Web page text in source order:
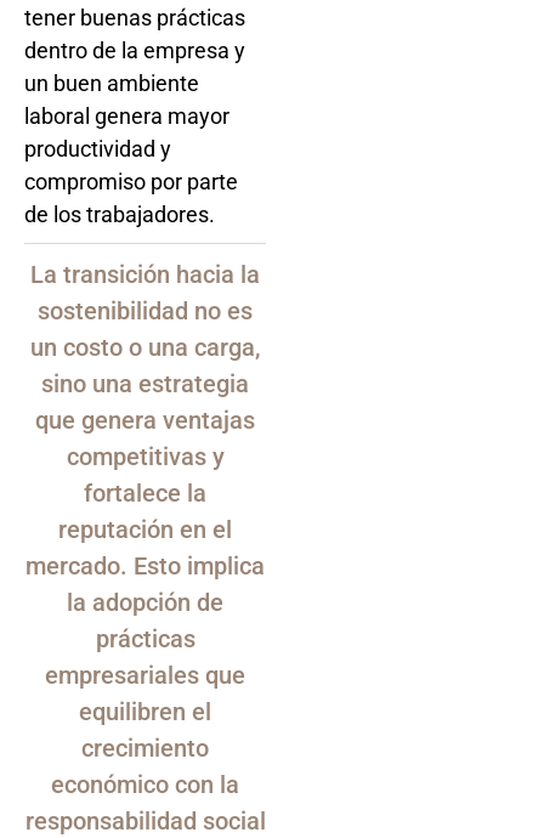
tener buenas prácticas
dentro de la empresa y
un buen ambiente
laboral genera mayor
productividad y
compromiso por parte
de los trabajadores.
La transición hacia la
sostenibilidad no es
un costo o una carga,
sino una estrategia
que genera ventajas
competitivas y
fortalece la
reputación en el
mercado. Esto implica
la adopción de
prácticas
empresariales que
equilibren el
crecimiento
económico con la
responsabilidad social